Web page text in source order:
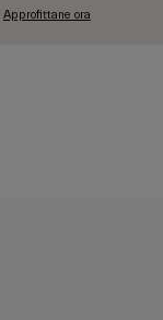
Approfittane ora